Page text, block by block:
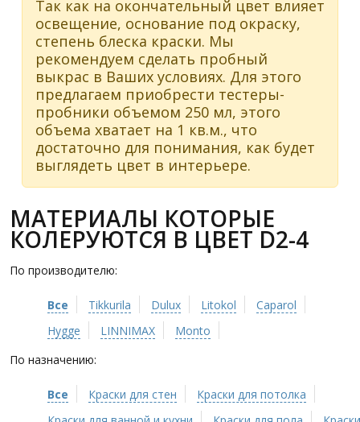
Так как на окончательный цвет влияет
освещение, основание под окраску,
степень блеска краски. Мы
рекомендуем сделать пробный
выкрас в Ваших условиях. Для этого
предлагаем приобрести тестеры-
пробники объемом 250 мл, этого
объема хватает на 1 кв.м., что
достаточно для понимания, как будет
выглядеть цвет в интерьере.
МАТЕРИАЛЫ КОТОРЫЕ
КОЛЕРУЮТСЯ В ЦВЕТ D2-4
По производителю:
Все Tikkurila Dulux Litokol
Caparol
Hygge
LINNIMAX
Monto
По назначению:
Все Краски для стен
Краски для потолка